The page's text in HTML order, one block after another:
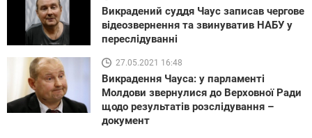
Викрадений суддя Чаус записав чергове
відеозвернення та звинуватив НАБУ у
переслідуванні
27.05.2021 16:48
Викрадення Чауса: у парламенті
Молдови звернулися до Верховної Ради
щодо результатів розслідування –
документ